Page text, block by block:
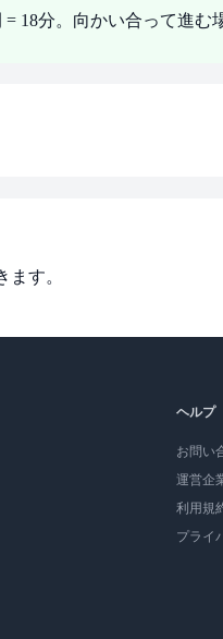
18分。向かい合って進
す。
ヘルプ
お問い
運営企
利用規
プライ